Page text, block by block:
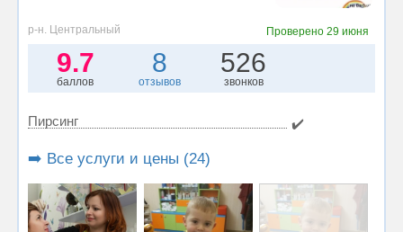
р-н. Центральный Проверено 29 июня
9.7
баллов
8
отзывов
526
звонков
Пирсинг ✔️
➡️ Все услуги и цены (24)